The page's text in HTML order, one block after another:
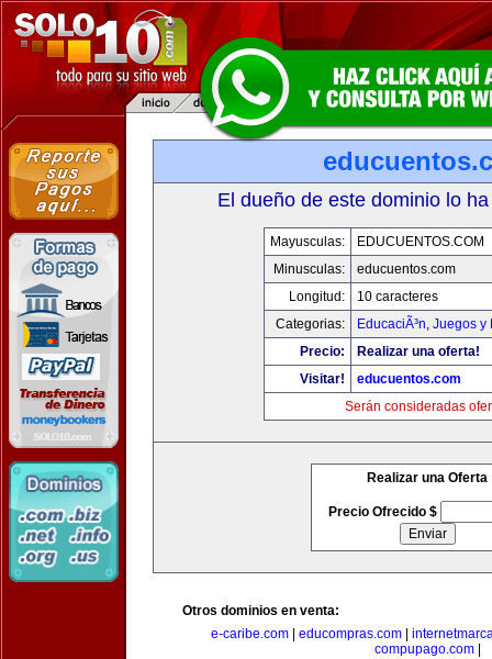
El dueño de este dominio lo
Mayusculas:
EDUCUENTOS.COM
Minusculas:
educuentos.com
Longitud:
10 caracteres
Categorias:
EducaciÃ³n, Juegos y
Precio:
Realizar una oferta!
Visitar!
educuentos.com
Serán consideradas
Realizar una Oferta
Precio Ofrecido $
Otros dominios en venta:
e-caribe.com| educompras.com|
compupago.com|